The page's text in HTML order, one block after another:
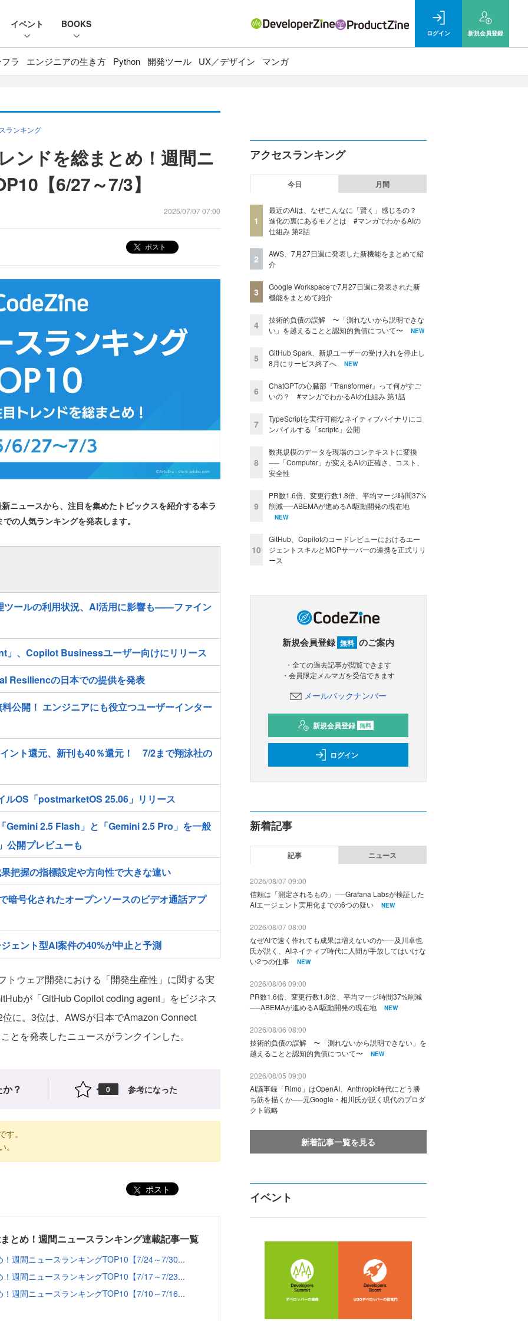
イベント BOOKS
ログイン 新規会員登録
ラ エンジニアの生き方 Python 開発ツール UX／デザイン マンガ
ランキング
ンドを総まとめ！週間ニ
【6/27～7/3】
2025/07/07 07:00
ポスト
ュースから、注目を集めたトピックスを紹介する本ラ
の人気ランキングを発表します。
ツールの利用状況、AI活用に影響も—―ファイン
、Copilot Businessユーザー向けにリリース
Resiliencの日本での提供を発表
公開！ エンジニアにも役立つユーザーインター
ント還元、新刊も40％還元！ 7/2まで翔泳社の
OS「postmarketOS 25.06」リリース
2.5 Flash」と「Gemini 2.5 Pro」を一般
公開プレビューも
把握の指標設定や方向性で大きな違い
暗号化されたオープンソースのビデオ通話アプ
ェント型AI案件の40%が中止と予測
ウェア開発における「開発生産性」に関する実
が「GitHub Copilot coding agent」をビジネス
に。3位は、AWSが日本でAmazon Connect
とを発表したニュースがランクインした。
？ 0 参考になった
す。
ポスト
とめ！週間ニュースランキング連載記事一覧
週間ニュースランキングTOP10【7/24～7/30...
週間ニュースランキングTOP10【7/17～7/23...
週間ニュースランキングTOP10【7/10～7/16...
アクセスランキング
今日 月間
1
最近のAIは、なぜこんなに「賢く」感じるの？
進化の裏にあるモノとは #マンガでわかるAIの
仕組み 第2話
2
AWS、7月27日週に発表した新機能をまとめて紹
介
3
Google Workspaceで7月27日週に発表された新
機能をまとめて紹介
4
技術的負債の誤解 〜「測れないから説明できな
い」を越えることと認知的負債について〜
NEW
5
GitHub Spark、新規ユーザーの受け入れを停止し
8月にサービス終了へ
NEW
6
ChatGPTの心臓部『Transformer』って何がすご
いの？ #マンガでわかるAIの仕組み 第1話
7
TypeScriptを実行可能なネイティブバイナリにコ
ンパイルする「scriptc」公開
8
数兆規模のデータを現場のコンテキストに変換
──「Computer」が変えるAIの正確さ、コスト、
安全性
9
PR数1.6倍、変更行数1.8倍、平均マージ時間37%
削減──ABEMAが進めるAI駆動開発の現在地
NEW
10
GitHub、Copilotのコードレビューにおけるエー
ジェントスキルとMCPサーバーの連携を正式リリ
ース
新規会員登録 無料 のご案内
・全ての過去記事が閲覧できます
・会員限定メルマガを受信できます
メールバックナンバー
新規会員登録 無料
ログイン
新着記事
記事 ニュース
2026/08/07 09:00
信頼は「測定されるもの」──Grafana Labsが検証した
AIエージェント実用化までの6つの疑い
NEW
2026/08/07 08:00
なぜAIで速く作れても成果は増えないのか──及川卓也
氏が説く、AIネイティブ時代に人間が手放してはいけな
い2つの仕事
NEW
2026/08/06 09:00
PR数1.6倍、変更行数1.8倍、平均マージ時間37%削減
──ABEMAが進めるAI駆動開発の現在地
NEW
2026/08/06 08:00
技術的負債の誤解 〜「測れないから説明できない」を
越えることと認知的負債について〜
NEW
2026/08/05 09:00
AI議事録「Rimo」はOpenAI、Anthropic時代にどう勝
ち筋を描くか──元Google・相川氏が説く現代のプロダ
クト戦略
新着記事一覧を見る
イベント